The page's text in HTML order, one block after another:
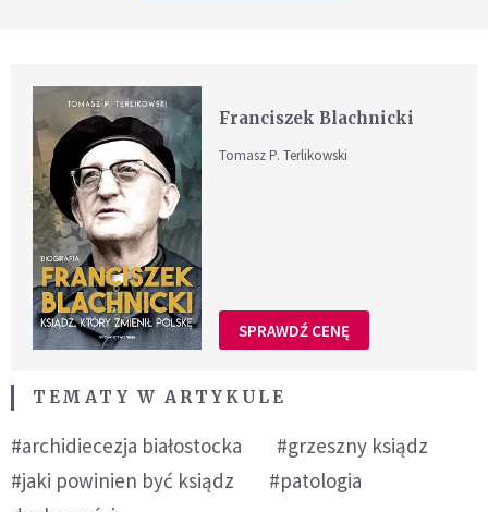
Franciszek Blachnicki
Tomasz P. Terlikowski
SPRAWDŹ CENĘ
TEMATY W ARTYKULE
#archidiecezja białostocka
#grzeszny ksiądz
#jaki powinien być ksiądz
#patologia